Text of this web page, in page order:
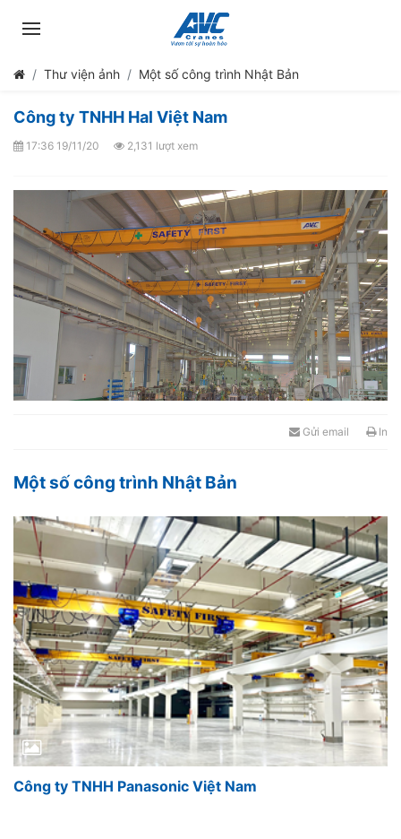
Thư viện ảnh Một số công trình Nhật Bản
Công ty TNHH Hal Việt Nam
17:36 19/11/20 2,131 lượt xem
Gửi email In
Một số công trình Nhật Bản
Công ty TNHH Panasonic Việt Nam